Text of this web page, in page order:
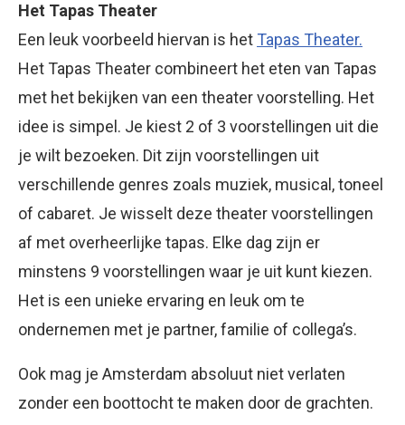
Het Tapas Theater
Een leuk voorbeeld hiervan is het Tapas Theater.
Het Tapas Theater combineert het eten van Tapas
met het bekijken van een theater voorstelling. Het
idee is simpel. Je kiest 2 of 3 voorstellingen uit die
je wilt bezoeken. Dit zijn voorstellingen uit
verschillende genres zoals muziek, musical, toneel
of cabaret. Je wisselt deze theater voorstellingen
af met overheerlijke tapas. Elke dag zijn er
minstens 9 voorstellingen waar je uit kunt kiezen.
Het is een unieke ervaring en leuk om te
ondernemen met je partner, familie of collega’s.
Ook mag je Amsterdam absoluut niet verlaten
zonder een boottocht te maken door de grachten.